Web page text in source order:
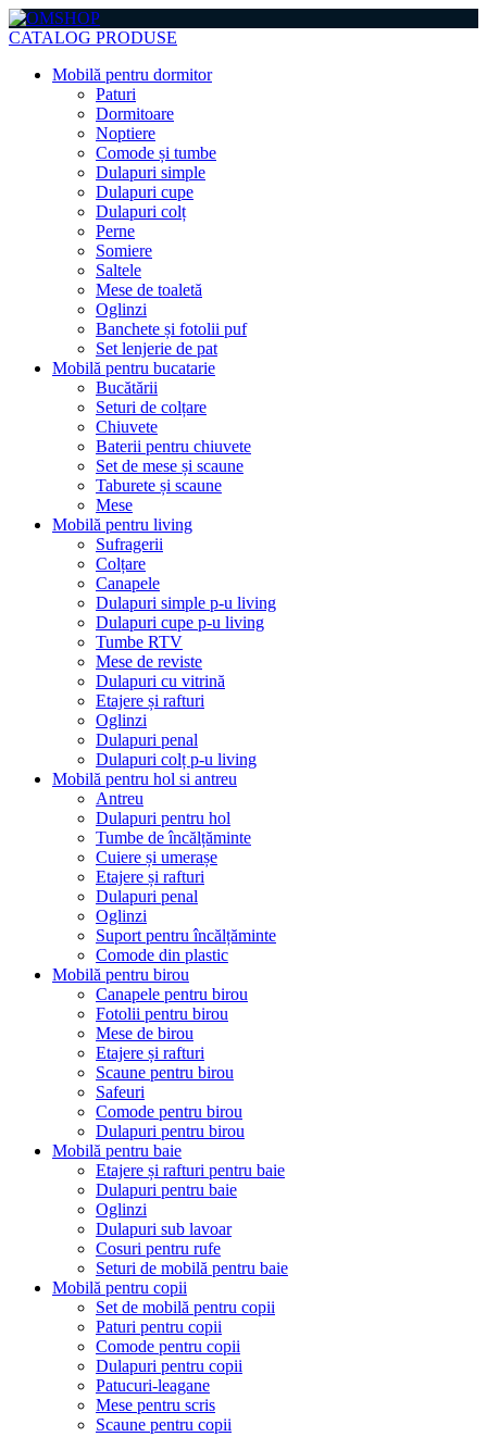
CATALOG PRODUSE
Mobilă pentru dormitor
Paturi
Dormitoare
Noptiere
Comode și tumbe
Dulapuri simple
Dulapuri cupe
Dulapuri colț
Perne
Somiere
Saltele
Mese de toaletă
Oglinzi
Banchete și fotolii puf
Set lenjerie de pat
Mobilă pentru bucatarie
Bucătării
Seturi de colțare
Chiuvete
Baterii pentru chiuvete
Set de mese și scaune
Taburete și scaune
Mese
Mobilă pentru living
Sufragerii
Colțare
Canapele
Dulapuri simple p-u living
Dulapuri cupe p-u living
Tumbe RTV
Mese de reviste
Dulapuri cu vitrină
Etajere și rafturi
Oglinzi
Dulapuri penal
Dulapuri colț p-u living
Mobilă pentru hol si antreu
Antreu
Dulapuri pentru hol
Tumbe de încălțăminte
Cuiere și umerașe
Etajere și rafturi
Dulapuri penal
Oglinzi
Suport pentru încălțăminte
Comode din plastic
Mobilă pentru birou
Canapele pentru birou
Fotolii pentru birou
Mese de birou
Etajere și rafturi
Scaune pentru birou
Safeuri
Comode pentru birou
Dulapuri pentru birou
Mobilă pentru baie
Etajere și rafturi pentru baie
Dulapuri pentru baie
Oglinzi
Dulapuri sub lavoar
Cosuri pentru rufe
Seturi de mobilă pentru baie
Mobilă pentru copii
Set de mobilă pentru copii
Paturi pentru copii
Comode pentru copii
Dulapuri pentru copii
Patucuri-leagane
Mese pentru scris
Scaune pentru copii